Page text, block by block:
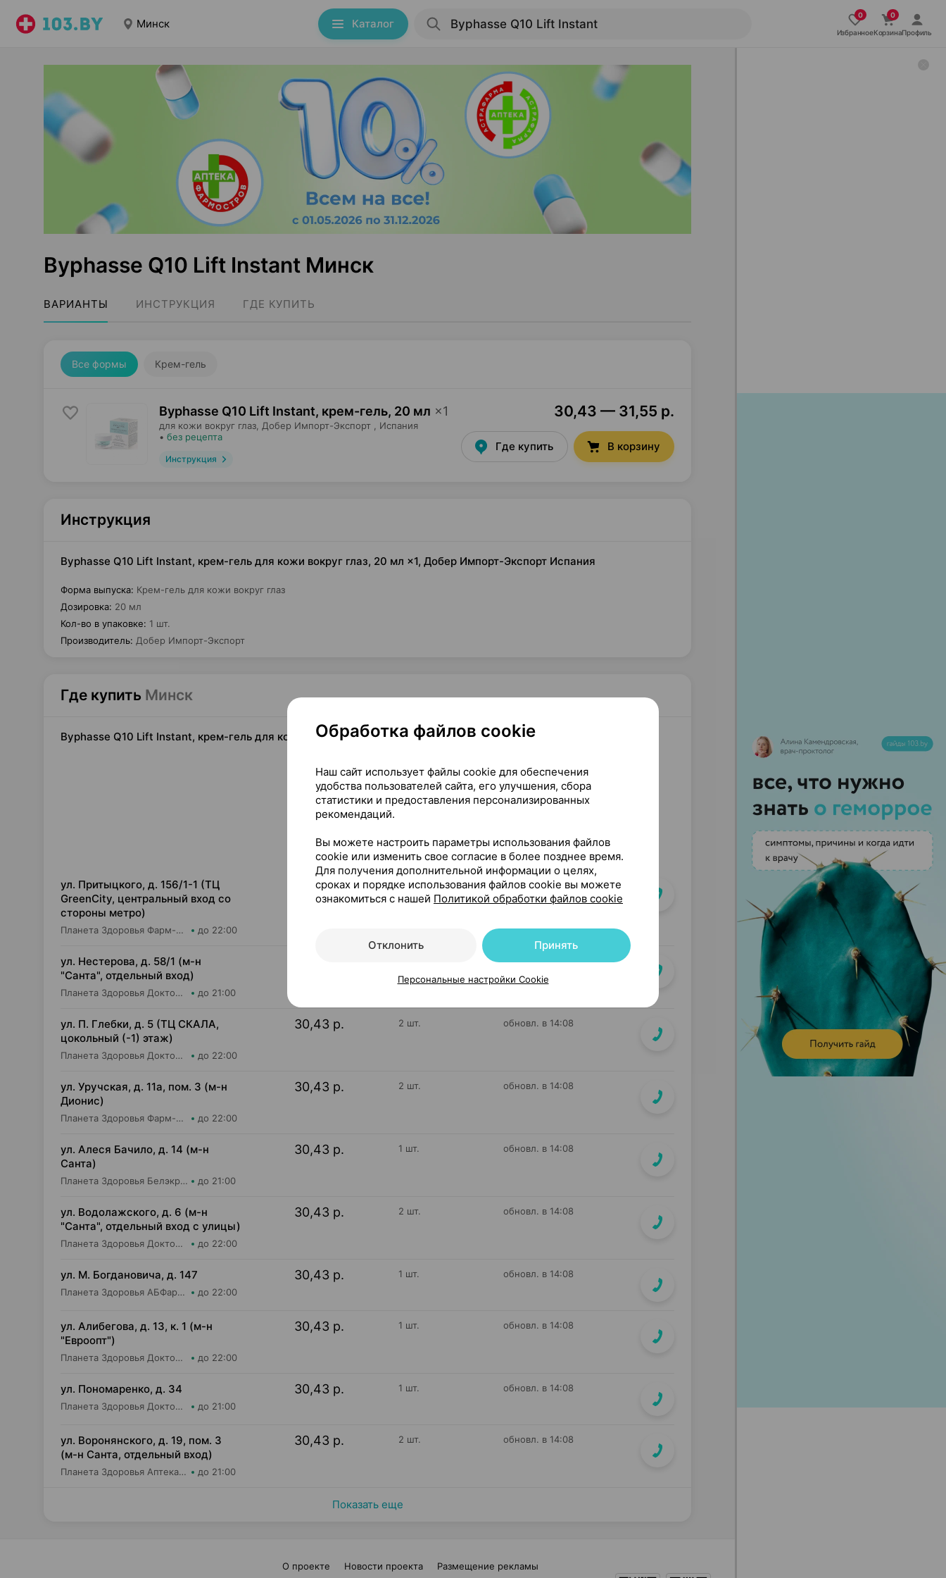
Минск Каталог
ИзбранноеКорзинаПрофиль
Byphasse Q10 Lift Instant Минск
ВАРИАНТЫ ИНСТРУКЦИЯ ГДЕ КУПИТЬ
Все формы Крем-гель
Byphasse Q10 Lift Instant, крем-гель, 20 мл ×1
для кожи вокруг глаз, Добер Импорт-Экспорт
, Испания
• без рецепта
Инструкция
30,43 — 31,55 р.
Где купить В корзину
Инструкция
Byphasse Q10 Lift Instant, крем-гель для кожи вокруг глаз, 20 мл ×1, Добер Импорт-Экспорт Испания
Форма выпуска: Крем-гель для кожи вокруг глаз
Дозировка: 20 мл
Кол-во в упаковке: 1 шт.
Производитель: Добер Импорт-Экспорт
Где купить Минск
Byphasse Q10 Lift Instant, крем-гель для кожи вокруг глаз, 20 мл ×1, Добер Импорт-Экспорт Испания
На карте
16
ул. Притыцкого, д. 156/1-1 (ТЦ
GreenCity, центральный вход со
стороны метро)
Планета Здоровья Фарм-Продукт ОДО Аптека №23 до 22:00
30,43 р. 1 шт. обновл. в 14:08
ул. Нестерова, д. 58/1 (м-н
"Санта", отдельный вход)
Планета Здоровья Доктор Таир ООО Аптека №18 до 21:00
обновл. в 14:08
ул. П. Глебки, д. 5 (ТЦ СКАЛА,
цокольный (-1) этаж)
Планета Здоровья Доктор Время ООО Аптека №50 до 22:00
30,43 р. 2 шт. обновл. в 14:08
ул. Уручская, д. 11а, пом. 3 (м-н
Дионис)
Планета Здоровья Фарм-Продукт ОДО Аптека №4 до 22:00
30,43 р. 2 шт. обновл. в 14:08
ул. Алеся Бачило, д. 14 (м-н
Санта)
Планета Здоровья Белэкрос ОДО Аптека №2 до 21:00
30,43 р. 1 шт. обновл. в 14:08
ул. Водолажского, д. 6 (м-н
"Санта", отдельный вход с улицы)
Планета Здоровья Доктор Таир ООО Аптека №17 до 22:00
30,43 р. 2 шт. обновл. в 14:08
ул. М. Богдановича, д. 147
Планета Здоровья АБФармация ИООО Косметический магазин №4 до 22:00
30,43 р. 1 шт. обновл. в 14:08
ул. Алибегова, д. 13, к. 1 (м-н
"Евроопт")
Планета Здоровья Доктор Таир ООО Аптека №1 до 22:00
30,43 р. 1 шт. обновл. в 14:08
ул. Пономаренко, д. 34
Планета Здоровья Доктор Время ООО Аптека №53 до 21:00
30,43 р. 1 шт. обновл. в 14:08
ул. Воронянского, д. 19, пом. 3
(м-н Санта, отдельный вход)
Планета Здоровья Аптека №28 ООО Аптека №9 до 21:00
30,43 р. 2 шт. обновл. в 14:08
Показать еще
О проекте Новости проекта Размещение рекламы
Обработка файлов cookie
Наш сайт использует файлы cookie для обеспечения
удобства пользователей сайта, его улучшения, сбора
статистики и предоставления персонализированных
рекомендаций.
Вы можете настроить параметры использования файлов
cookie или изменить свое согласие в более позднее время.
Для получения дополнительной информации о целях,
сроках и порядке использования файлов cookie вы можете
ознакомиться с нашей Политикой обработки файлов cookie
Отклонить Принять
Персональные настройки Cookie